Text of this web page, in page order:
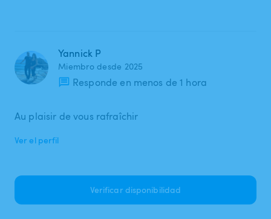
Yannick P
Miembro desde 2025
Responde en menos de 1 hora
Ver el perfil
Verificar disponibilidad